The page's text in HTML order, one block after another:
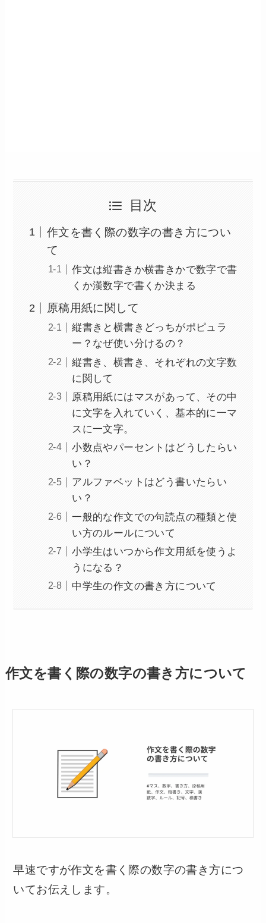
目次
作文を書く際の数字の書き方につい
て
作文は縦書きか横書きかで数字で書
くか漢数字で書くか決まる
原稿用紙に関して
縦書きと横書きどっちがポピュラ
ー？なぜ使い分けるの？
縦書き、横書き、それぞれの文字数
に関して
原稿用紙にはマスがあって、その中
に文字を入れていく、基本的に一マ
スに一文字。
小数点やパーセントはどうしたらい
い？
アルファベットはどう書いたらい
い？
一般的な作文での句読点の種類と使
い方のルールについて
小学生はいつから作文用紙を使うよ
うになる？
中学生の作文の書き方について
作文を書く際の数字の書き方について
早速ですが作文を書く際の数字の書き方につ
いてお伝えします。